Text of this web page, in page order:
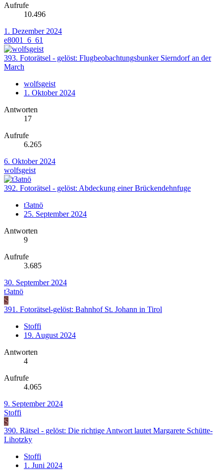
Aufrufe
10.496
1. Dezember 2024
e8001_6_61
393. Fotorätsel - gelöst: Flugbeobachtungsbunker Sierndorf an der
March
wolfsgeist
1. Oktober 2024
Antworten
17
Aufrufe
6.265
6. Oktober 2024
wolfsgeist
392. Fotorätsel - gelöst: Abdeckung einer Brückendehnfuge
t3atnö
25. September 2024
Antworten
9
Aufrufe
3.685
30. September 2024
t3atnö
S
391. Fotorätsel-gelöst: Bahnhof St. Johann in Tirol
Stoffi
19. August 2024
Antworten
4
Aufrufe
4.065
9. September 2024
Stoffi
S
390. Rätsel - gelöst: Die richtige Antwort lautet Margarete Schütte-
Lihotzky
Stoffi
1. Juni 2024